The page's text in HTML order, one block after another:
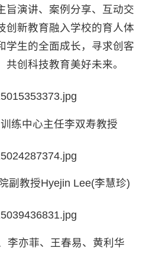
旨演讲、案例分享、互动交
创新教育融入学校的育人体
学生的全面成长，寻求创客
创科技教育美好未来。
练中心主任李双寿教授
副教授Hyejin Lee(李慧珍)
李亦菲、王春易、黄利华